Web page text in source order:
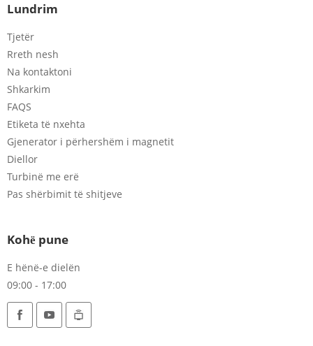
Lundrim
Tjetër
Rreth nesh
Na kontaktoni
Shkarkim
FAQS
Etiketa të nxehta
Gjenerator i përhershëm i magnetit
Diellor
Turbinë me erë
Pas shërbimit të shitjeve
Kohë pune
E hënë-e dielën
09:00 - 17:00